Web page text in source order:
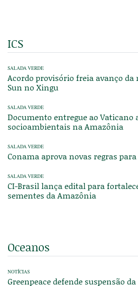
ICS
SALADA VERDE
Acordo provisório freia avanço da
Sun no Xingu
SALADA VERDE
Documento entregue ao Vaticano
socioambientais na Amazônia
SALADA VERDE
Conama aprova novas regras
SALADA VERDE
CI-Brasil lança edital para
sementes da Amazônia
Oceanos
NOTÍCIAS
Greenpeace defende suspensão